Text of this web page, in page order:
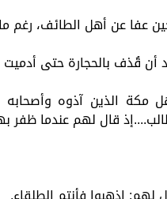
عفا عن أهل الطائف، رغم
أن قُذف بالحجارة حتى
الذين آذوه وأصحابه
قال لهم عندما ظفر